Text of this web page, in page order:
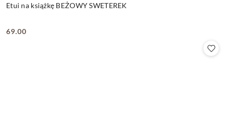
Etui na książkę BEŻOWY SWETEREK
Cena:
69.00